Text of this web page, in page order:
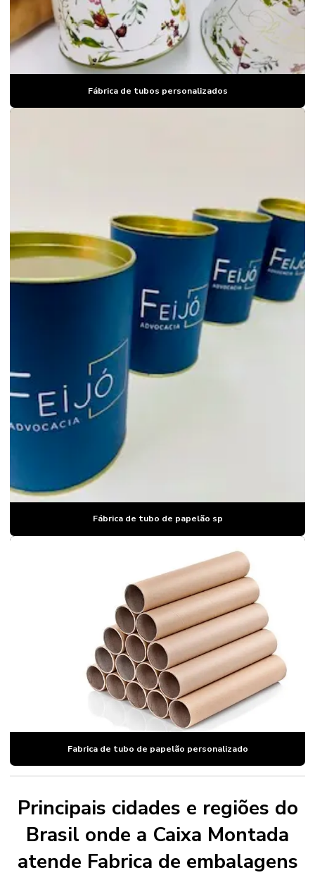
Fábrica de tubos personalizados
Fábrica de tubo de papelão sp
Fabrica de tubo de papelão personalizado
Principais cidades e regiões do
Brasil onde a Caixa Montada
atende Fabrica de embalagens